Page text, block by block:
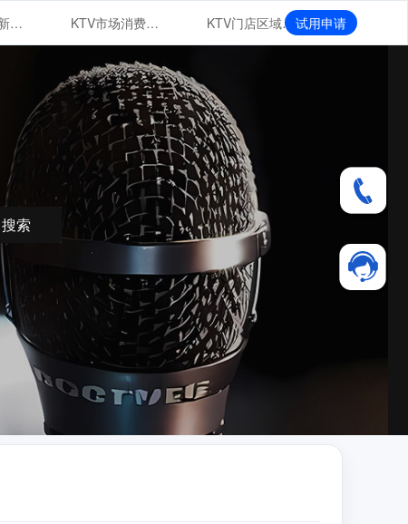
KTV市场创新业态 KTV市场消费群体特征与行为分析 KTV门店区域布局与扩张战略 试用申请
搜索